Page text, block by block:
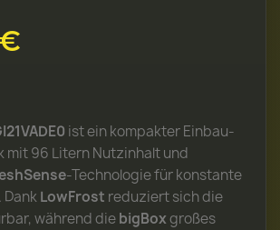
ist ein kompakter Einbau-
mit 96 Litern Nutzinhalt und
-Technologie für konstante
LowFrost reduziert sich die
während diebigBoxgroßes